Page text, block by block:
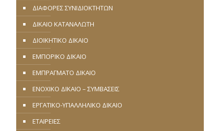
ΔΙΑΦΟΡΕΣ ΣΥΝΙΔΙΟΚΤΗΤΩΝ
ΔΙΚΑΙΟ ΚΑΤΑΝΑΛΩΤΗ
ΔΙΟΙΚΗΤΙΚΟ ΔΙΚΑΙΟ
ΕΜΠΟΡΙΚΟ ΔΙΚΑΙΟ
ΕΜΠΡΑΓΜΑΤΟ ΔΙΚΑΙΟ
ΕΝΟΧΙΚΟ ΔΙΚΑΙΟ – ΣΥΜΒΑΣΕΙΣ
ΕΡΓΑΤΙΚΟ-ΥΠΑΛΛΗΛΙΚΟ ΔΙΚΑΙΟ
ΕΤΑΙΡΕΙΕΣ